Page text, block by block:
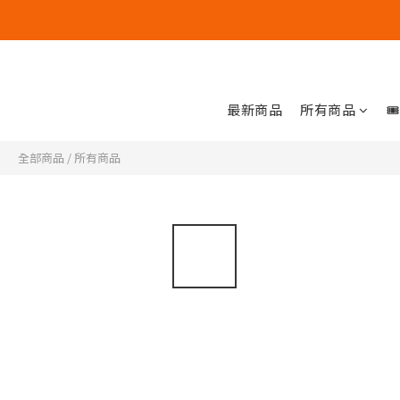
最新商品 所有商品 🎟️
全部商品 / 所有商品